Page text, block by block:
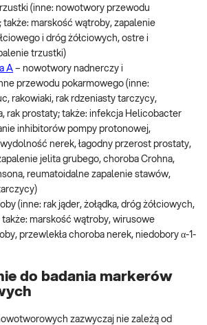
(inne: nowotwory przewodu
także: marskość wątroby, zapalenie
i dróg żółciowych, ostre i
trzustki)
A – nowotwory nadnerczy i
przewodu pokarmowego (inne:
rakowiaki, rak rdzeniasty tarczycy,
rak prostaty; także: infekcja Helicobacter
inhibitorów pompy protonowej,
nerek, łagodny przerost prostaty,
jelita grubego, choroba Crohna,
reumatoidalne zapalenie stawów,
(inne: rak jąder, żołądka, dróg żółciowych,
także: marskość wątroby, wirusowe
przewlekła choroba nerek, niedobory α-1-
do badania markerów
zazwyczaj nie zależą od